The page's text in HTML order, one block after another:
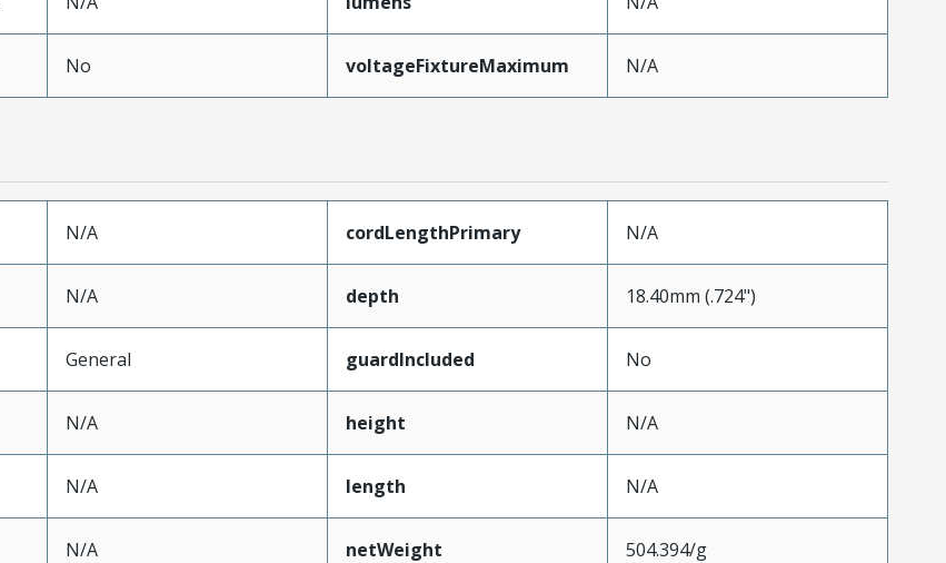
No voltageFixtureMaximum N/A
N/A cordLengthPrimary N/A
N/A depth 18.40mm (.724")
General guardIncluded No
N/A height N/A
N/A length N/A
N/A netWeight 504.394/g